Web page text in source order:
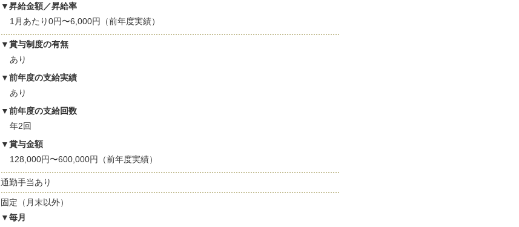
昇給金額／昇給率
1月あたり0円〜6,000円（前年度実績）
賞与制度の有無
あり
前年度の支給実績
あり
前年度の支給回数
年2回
賞与金額
128,000円〜600,000円（前年度実績）
通勤手当あり
固定（月末以外）
毎月